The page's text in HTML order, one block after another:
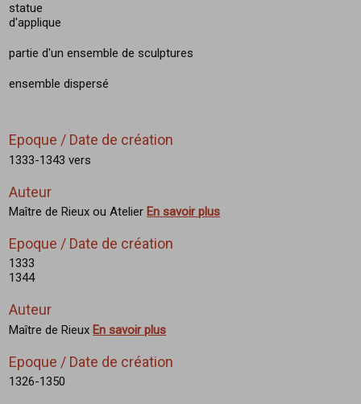
statue
d'applique
partie d'un ensemble de sculptures
ensemble dispersé
Epoque / Date de création
1333-1343 vers
Auteur
Maître de Rieux ou Atelier En savoir plus
Epoque / Date de création
1333
1344
Auteur
Maître de Rieux En savoir plus
Epoque / Date de création
1326-1350